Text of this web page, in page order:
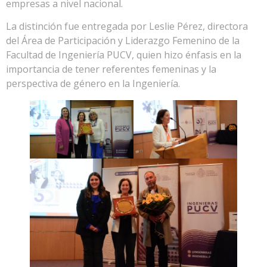
empresas a nivel nacional.
La distinción fue entregada por Leslie Pérez, directora
del Área de Participación y Liderazgo Femenino de la
Facultad de Ingeniería PUCV, quien hizo énfasis en la
importancia de tener referentes femeninas y la
perspectiva de género en la Ingeniería.